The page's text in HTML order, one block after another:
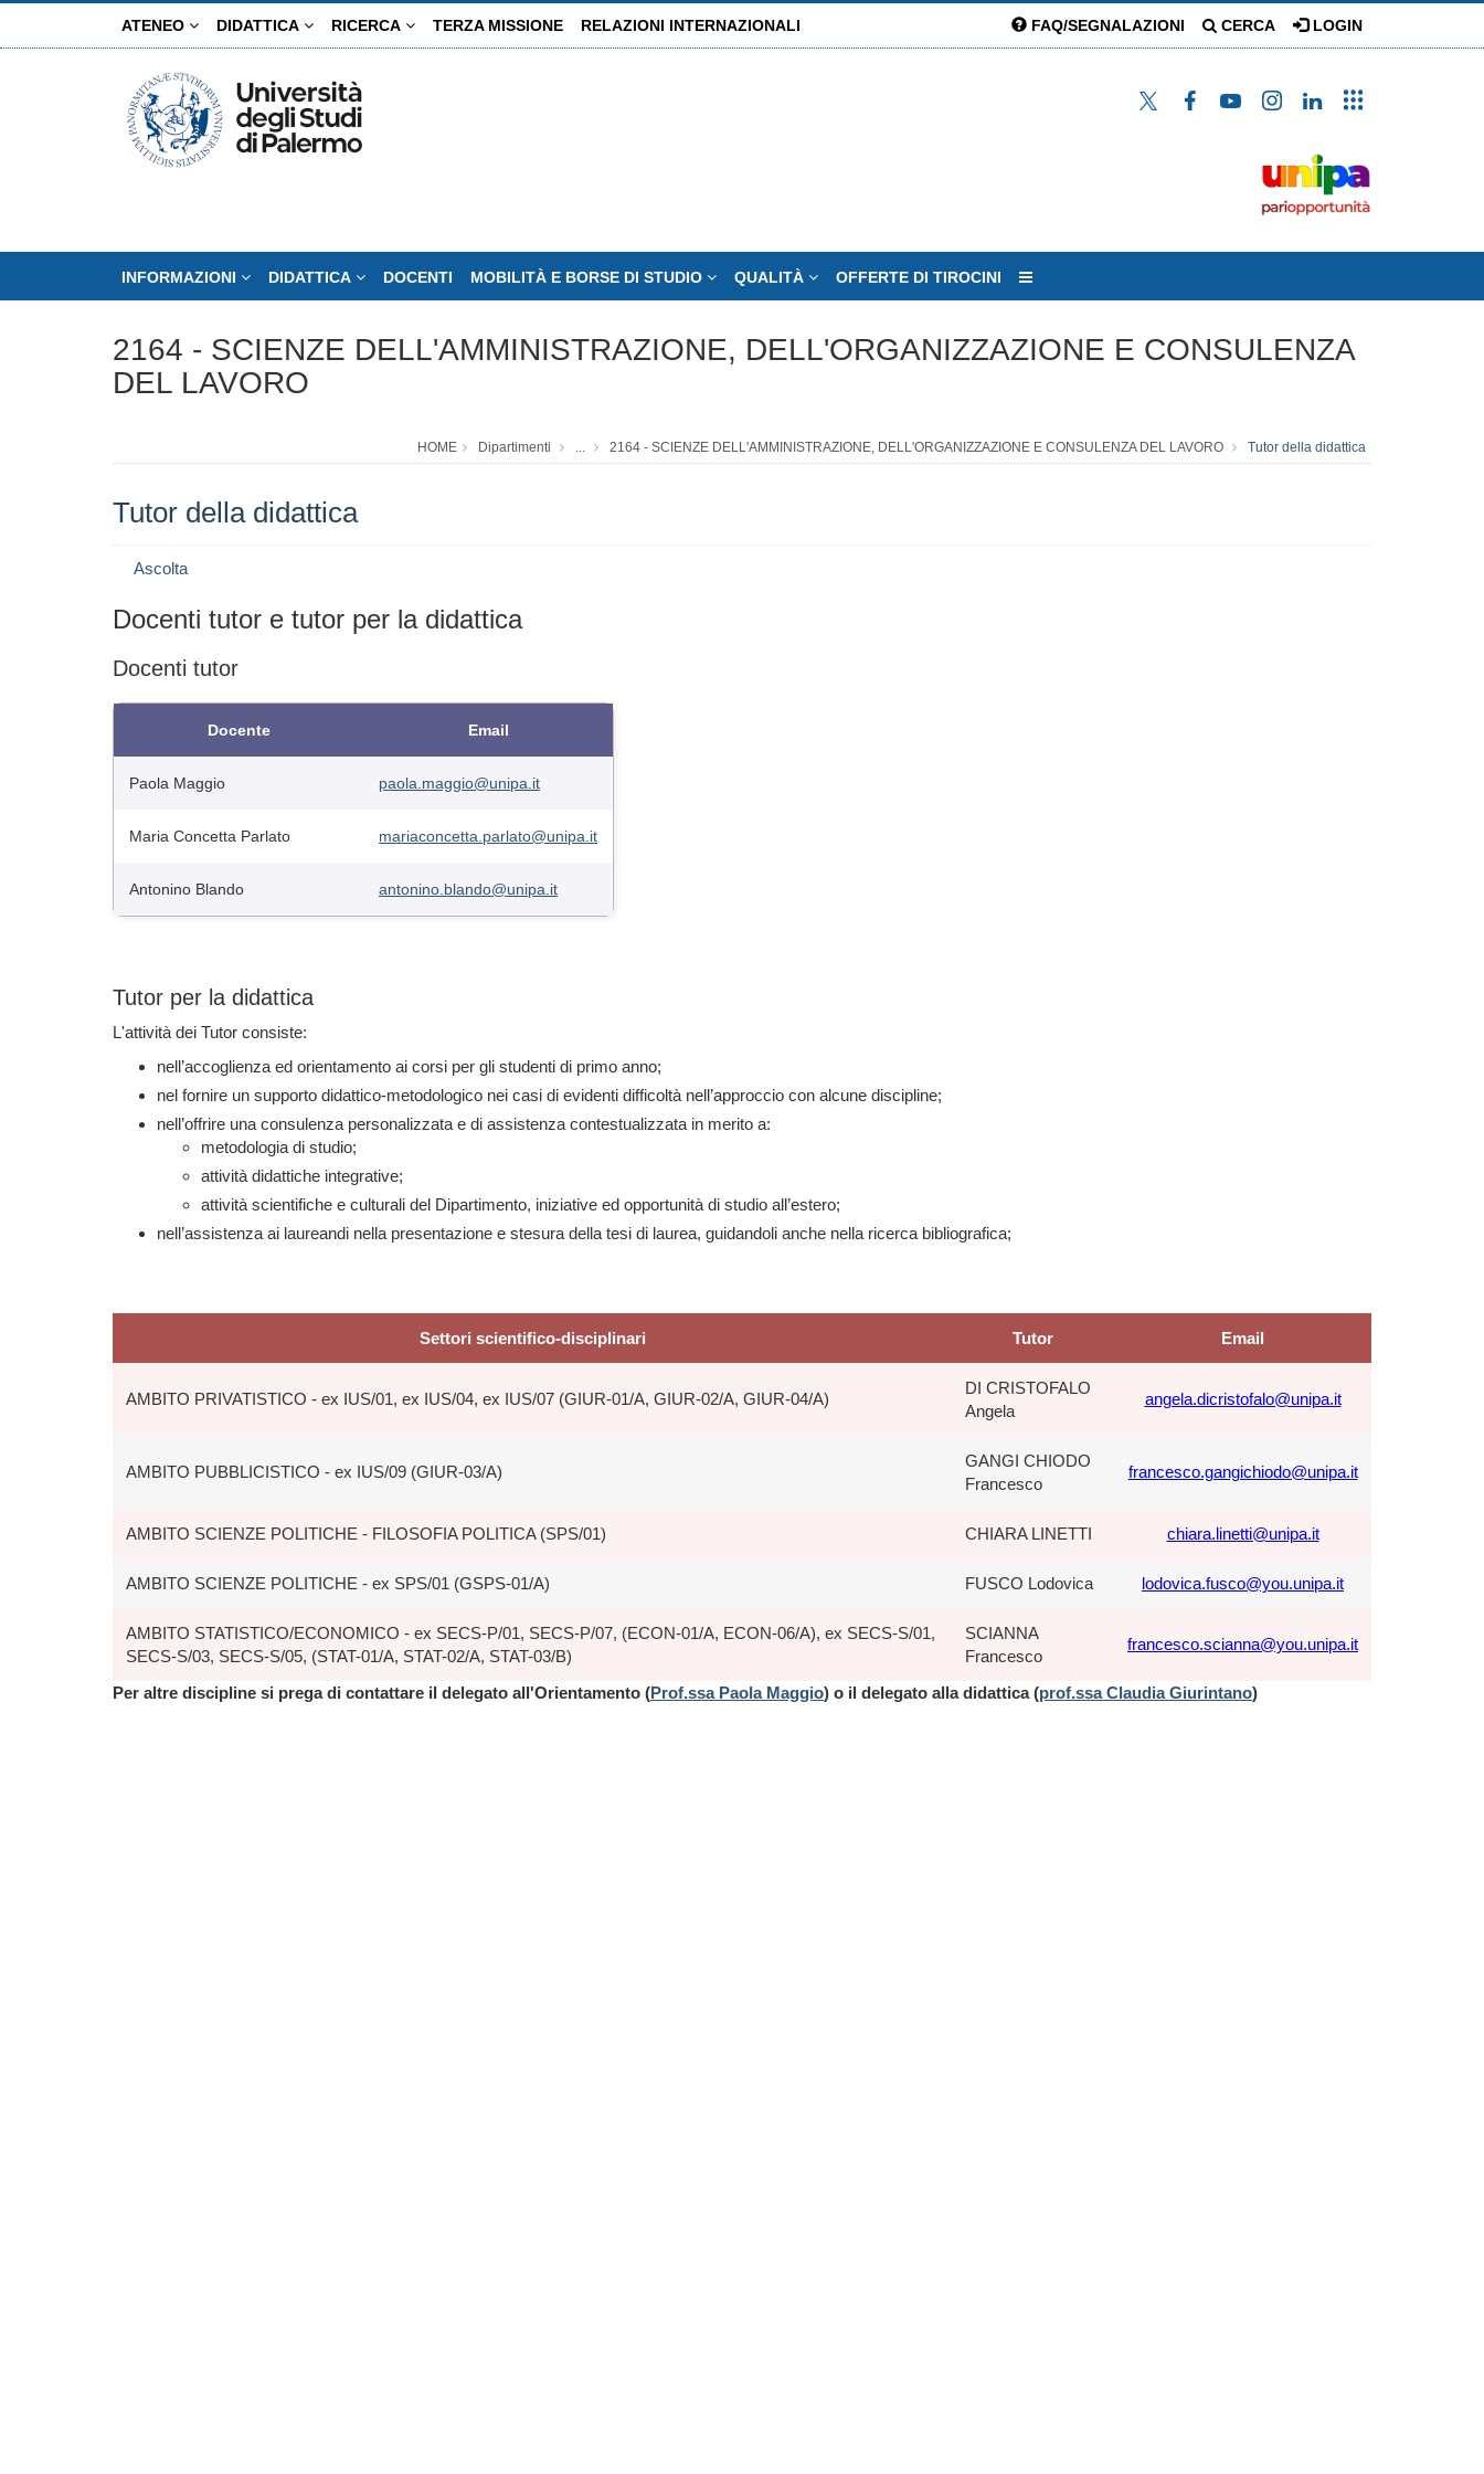
ATENEO DIDATTICA RICERCA TERZA MISSIONE RELAZIONI INTERNAZIONALI FAQ/SEGNALAZIONI CERCA LOGIN
INFORMAZIONI DIDATTICA DOCENTI MOBILITÀ E BORSE DI STUDIO QUALITÀ OFFERTE DI TIROCINI
2164 - SCIENZE DELL'AMMINISTRAZIONE, DELL'ORGANIZZAZIONE E CONSULENZA
DEL LAVORO
HOME Dipartimenti ... 2164 - SCIENZE DELL'AMMINISTRAZIONE, DELL'ORGANIZZAZIONE E CONSULENZA DEL LAVORO Tutor della didattica
Tutor della didattica
Ascolta
Docenti tutor e tutor per la didattica
Docenti tutor
Docente Email
Paola Maggio paola.maggio@unipa.it
Maria Concetta Parlato mariaconcetta.parlato@unipa.it
Antonino Blando antonino.blando@unipa.it
Tutor per la didattica
L'attività dei Tutor consiste:
nell’accoglienza ed orientamento ai corsi per gli studenti di primo anno;
nel fornire un supporto didattico-metodologico nei casi di evidenti difficoltà nell’approccio con alcune discipline;
nell’offrire una consulenza personalizzata e di assistenza contestualizzata in merito a:
metodologia di studio;
attività didattiche integrative;
attività scientifiche e culturali del Dipartimento, iniziative ed opportunità di studio all’estero;
nell’assistenza ai laureandi nella presentazione e stesura della tesi di laurea, guidandoli anche nella ricerca bibliografica;
Settori scientifico-disciplinari Tutor Email
AMBITO PRIVATISTICO - ex IUS/01, ex IUS/04, ex IUS/07 (GIUR-01/A, GIUR-02/A, GIUR-04/A)
DI CRISTOFALO
Angela
angela.dicristofalo@unipa.it
AMBITO PUBBLICISTICO - ex IUS/09 (GIUR-03/A)
GANGI CHIODO
Francesco
francesco.gangichiodo@unipa.it
AMBITO SCIENZE POLITICHE - FILOSOFIA POLITICA (SPS/01) CHIARA LINETTI chiara.linetti@unipa.it
AMBITO SCIENZE POLITICHE - ex SPS/01 (GSPS-01/A) FUSCO Lodovica lodovica.fusco@you.unipa.it
AMBITO STATISTICO/ECONOMICO - ex SECS-P/01, SECS-P/07, (ECON-01/A, ECON-06/A), ex SECS-S/01,
SECS-S/03, SECS-S/05, (STAT-01/A, STAT-02/A, STAT-03/B)
SCIANNA
Francesco
francesco.scianna@you.unipa.it
Per altre discipline si prega di contattare il delegato all'Orientamento (Prof.ssa Paola Maggio) o il delegato alla didattica (prof.ssa Claudia Giurintano)